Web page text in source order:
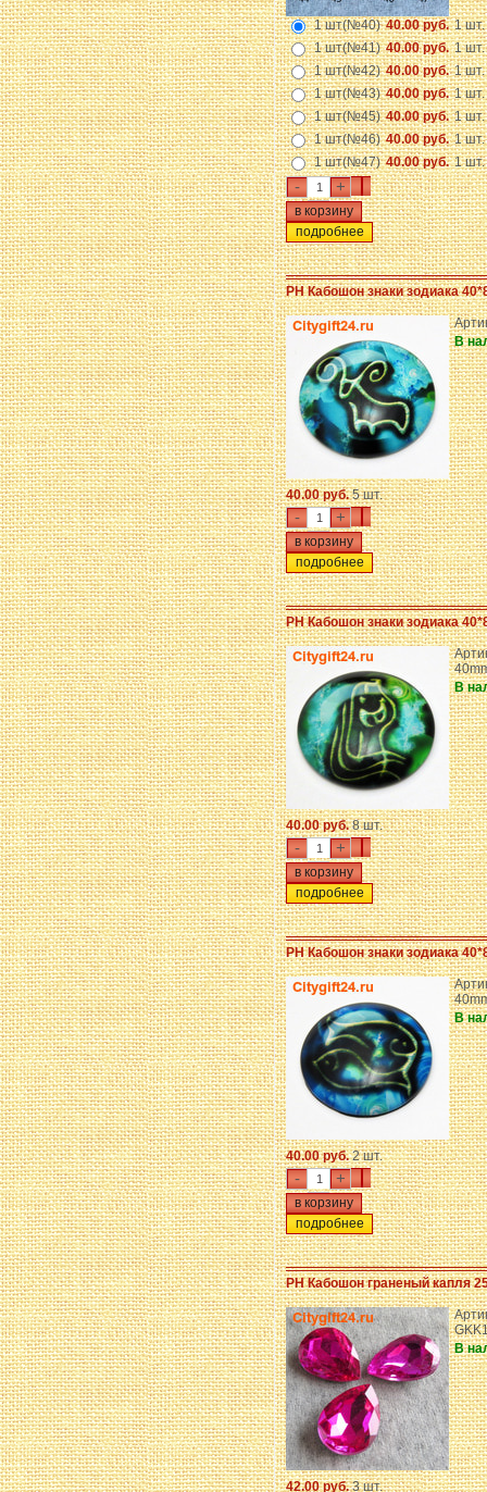
1 шт(№40) 40.00 руб. 1 шт.
1 шт(№41) 40.00 руб. 1 шт.
1 шт(№42) 40.00 руб. 1 шт.
1 шт(№43) 40.00 руб. 1 шт.
1 шт(№45) 40.00 руб. 1 шт.
1 шт(№46) 40.00 руб. 1 шт.
1 шт(№47) 40.00 руб. 1 шт.
- +
подробнее
PH Кабошон знаки зодиака
В
40.00 руб.5 шт.
- +
подробнее
PH Кабошон знаки зодиака
В
40.00 руб.8 шт.
- +
подробнее
PH Кабошон знаки зодиака
В
40.00 руб.2 шт.
- +
подробнее
PH Кабошон граненый капля
В
42.00 руб.3 шт.